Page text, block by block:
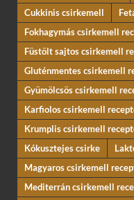
Cukkinis csirkemell
Fokhagymás csirkemell
Füstölt sajtos csirkemell
Gluténmentes csirkemell
Gyümölcsös csirkemell
Karfiolos csirkemell
Krumplis csirkemell
Kókusztejes csirke
Magyaros csirkemell
Mediterrán csirkemell